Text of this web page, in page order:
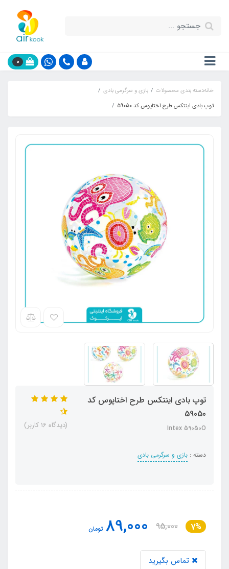
0
خانهدسته بندی محصولات
بازی و سرگرمی بادی
توپ بادی اینتکس طرح اختاپوس کد 59050
توپ بادی اینتکس طرح اختاپوس کد
59050
Intex 59050O
دسته : بازی و سرگرمی بادی
(دیدگاه 16 کاربر)
7%
95,000
89,000 تومان
تماس بگیرید